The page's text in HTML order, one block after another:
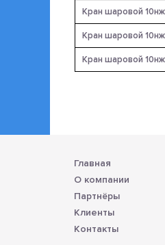
Кран шаровой
Кран шаровой
Кран шаровой
Главная
О компании
Партнёры
Клиенты
Контакты